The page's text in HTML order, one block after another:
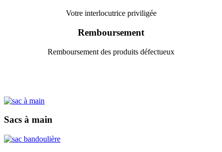
Votre interlocutrice priviligée
Remboursement
Remboursement des produits défectueux
Sacs à main